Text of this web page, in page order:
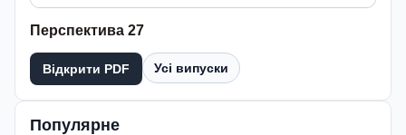
Перспектива 27
Відкрити PDF Усі випуски
Популярне